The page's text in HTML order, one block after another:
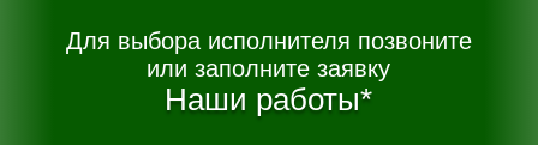
Для выбора исполнителя позвоните
или заполните заявку
Наши работы*